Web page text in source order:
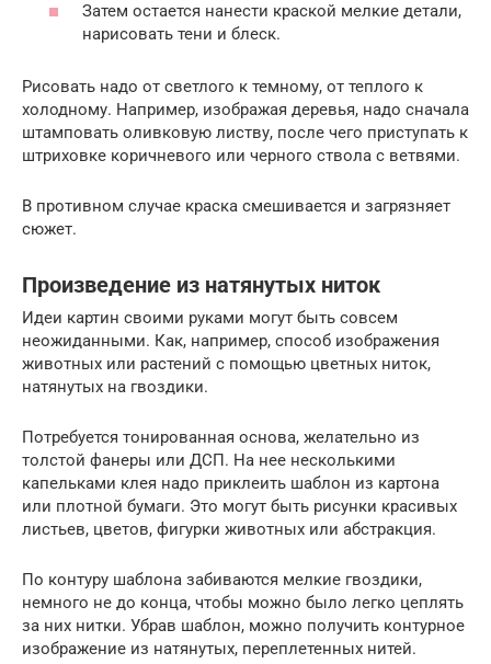
Затем остается нанести краской мелкие детали,
нарисовать тени и блеск.
Рисовать надо от светлого к темному, от теплого к
холодному. Например, изображая деревья, надо сначала
штамповать оливковую листву, после чего приступать к
штриховке коричневого или черного ствола с ветвями.
В противном случае краска смешивается и загрязняет
сюжет.
Произведение из натянутых ниток
Идеи картин своими руками могут быть совсем
неожиданными. Как, например, способ изображения
животных или растений с помощью цветных ниток,
натянутых на гвоздики.
Потребуется тонированная основа, желательно из
толстой фанеры или ДСП. На нее несколькими
капельками клея надо приклеить шаблон из картона
или плотной бумаги. Это могут быть рисунки красивых
листьев, цветов, фигурки животных или абстракция.
По контуру шаблона забиваются мелкие гвоздики,
немного не до конца, чтобы можно было легко цеплять
за них нитки. Убрав шаблон, можно получить контурное
изображение из натянутых, переплетенных нитей.